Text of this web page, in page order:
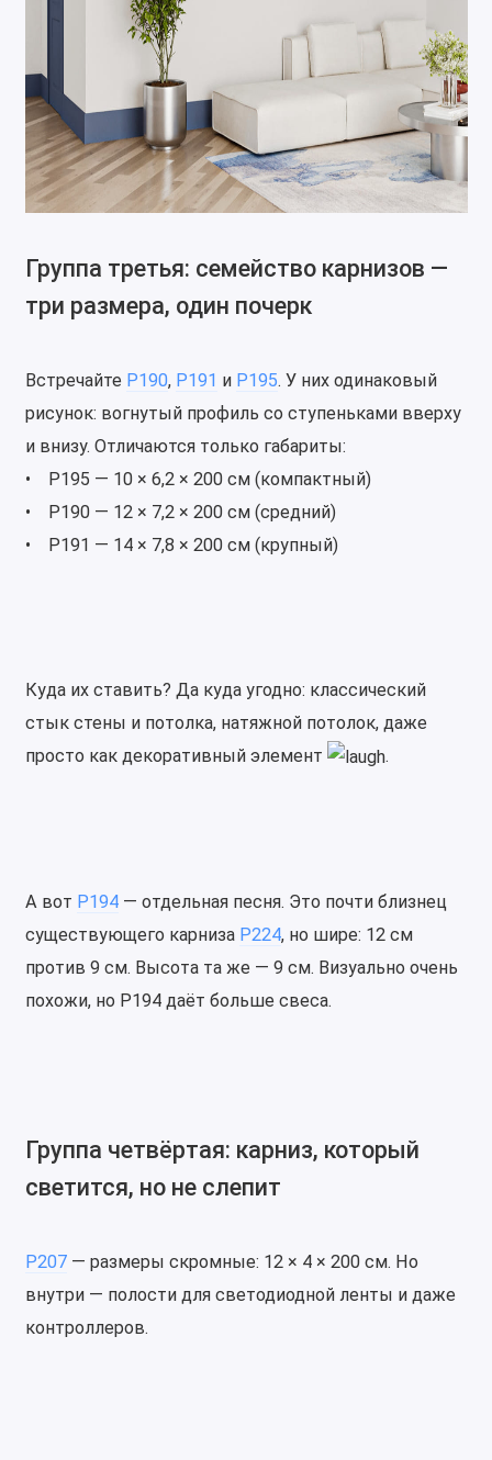
Группа третья: семейство карнизов —
три размера, один почерк
Встречайте P190, P191 и P195. У них одинаковый
рисунок: вогнутый профиль со ступеньками вверху
и внизу. Отличаются только габариты:
• P195 — 10 × 6,2 × 200 см (компактный)
• P190 — 12 × 7,2 × 200 см (средний)
• P191 — 14 × 7,8 × 200 см (крупный)
Куда их ставить? Да куда угодно: классический
стык стены и потолка, натяжной потолок, даже
просто как декоративный элемент
.
А вот P194— отдельная песня. Это почти близнец
существующего карниза P224, но шире: 12 см
против 9 см. Высота та же — 9 см. Визуально очень
похожи, но P194 даёт больше свеса.
Группа четвёртая: карниз, который
светится, но не слепит
P207— размеры скромные: 12 × 4 × 200 см. Но
внутри — полости для светодиодной ленты и даже
контроллеров.